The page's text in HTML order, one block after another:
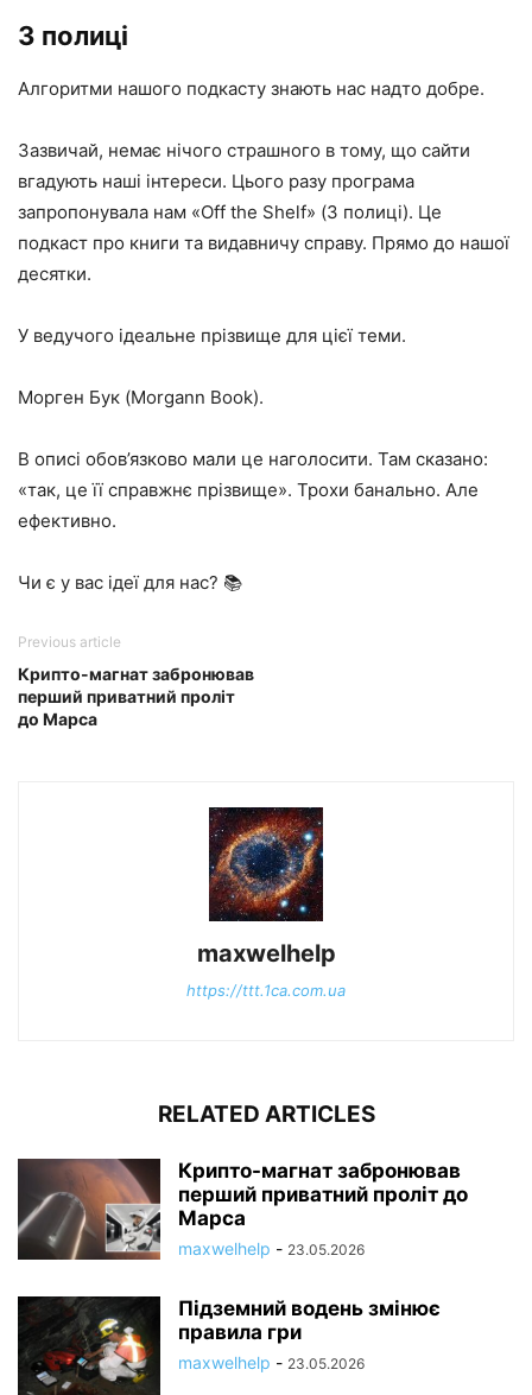
З полиці
Алгоритми нашого подкасту знають нас надто добре.
Зазвичай, немає нічого страшного в тому, що сайти
вгадують наші інтереси. Цього разу програма
запропонувала нам «Off the Shelf» (З полиці). Це
подкаст про книги та видавничу справу. Прямо до нашої
десятки.
У ведучого ідеальне прізвище для цієї теми.
Морген Бук (Morgann Book).
В описі обов’язково мали це наголосити. Там сказано:
«так, це її справжнє прізвище». Трохи банально. Але
ефективно.
Чи є у вас ідеї для нас? 📚
Previous article
Крипто-магнат забронював
перший приватний проліт
до Марса
maxwelhelp
https://ttt.1ca.com.ua
RELATED ARTICLES
Крипто-магнат забронював
перший приватний проліт до
Марса
maxwelhelp - 23.05.2026
Підземний водень змінює
правила гри
maxwelhelp - 23.05.2026